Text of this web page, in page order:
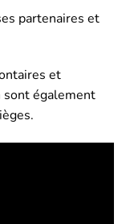
partenaires et
et
sont également